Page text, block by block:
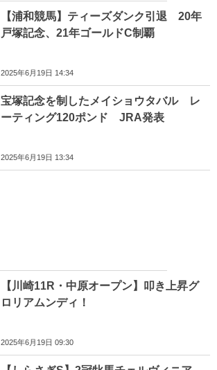
【浦和競馬】ティーズダンク引退 20年
戸塚記念、21年ゴールドC制覇
2025年6月19日 14:34
宝塚記念を制したメイショウタバル レ
ーティング120ポンド JRA発表
2025年6月19日 13:34
【川崎11R・中原オープン】叩き上昇グ
ロリアムンディ！
2025年6月19日 09:30